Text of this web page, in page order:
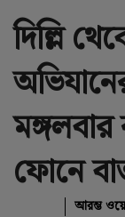
দিল্লি
ফোনে
আরম্ভ